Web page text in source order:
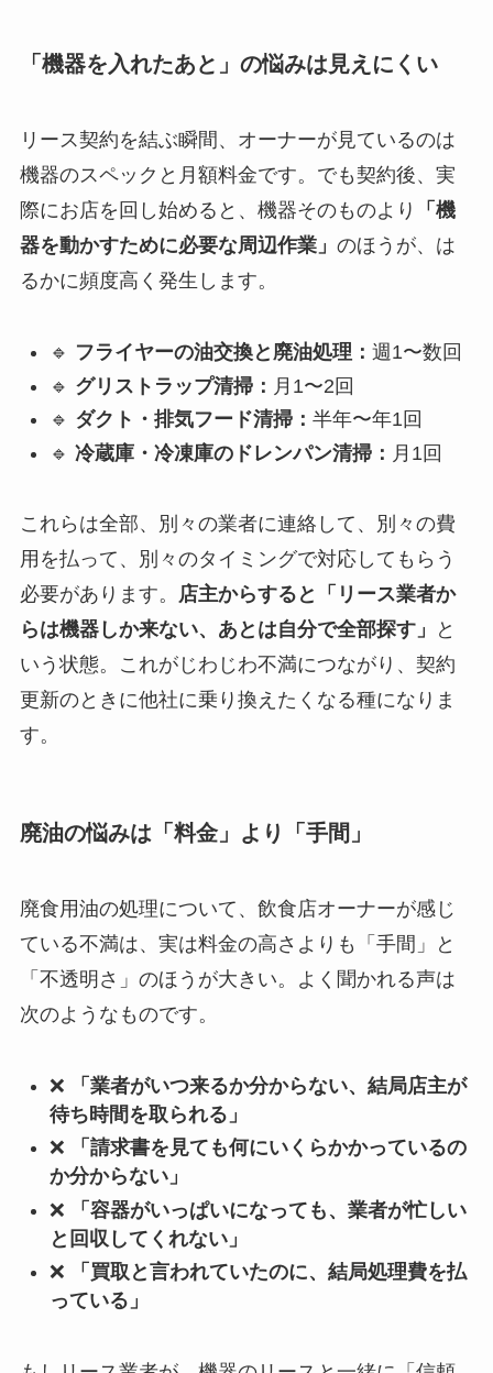
「機器を入れたあと」の悩みは見えにくい
リース契約を結ぶ瞬間、オーナーが見ているのは
機器のスペックと月額料金です。でも契約後、実
際にお店を回し始めると、機器そのものより
「機
器を動かすために必要な周辺作業」 のほうが、は
るかに頻度高く発生します。
🔹 フライヤーの油交換と廃油処理： 週1〜数回
🔹 グリストラップ清掃： 月1〜2回
🔹 ダクト・排気フード清掃： 半年〜年1回
🔹 冷蔵庫・冷凍庫のドレンパン清掃： 月1回
これらは全部、別々の業者に連絡して、別々の費
用を払って、別々のタイミングで対応してもらう
必要があります。 店主からすると「リース業者か
らは機器しか来ない、あとは自分で全部探す」
と
いう状態。これがじわじわ不満につながり、契約
更新のときに他社に乗り換えたくなる種になりま
す。
廃油の悩みは「料金」より「手間」
廃食用油の処理について、飲食店オーナーが感じ
ている不満は、実は料金の高さよりも「手間」と
「不透明さ」のほうが大きい。よく聞かれる声は
次のようなものです。
❌
「業者がいつ来るか分からない、結局店主が
待ち時間を取られる」
❌
「請求書を見ても何にいくらかかっているの
か分からない」
❌
「容器がいっぱいになっても、業者が忙しい
と回収してくれない」
❌
「買取と言われていたのに、結局処理費を払
っている」